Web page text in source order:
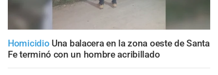
Homicidio Una balacera en la zona oeste de Santa
Fe terminó con un hombre acribillado